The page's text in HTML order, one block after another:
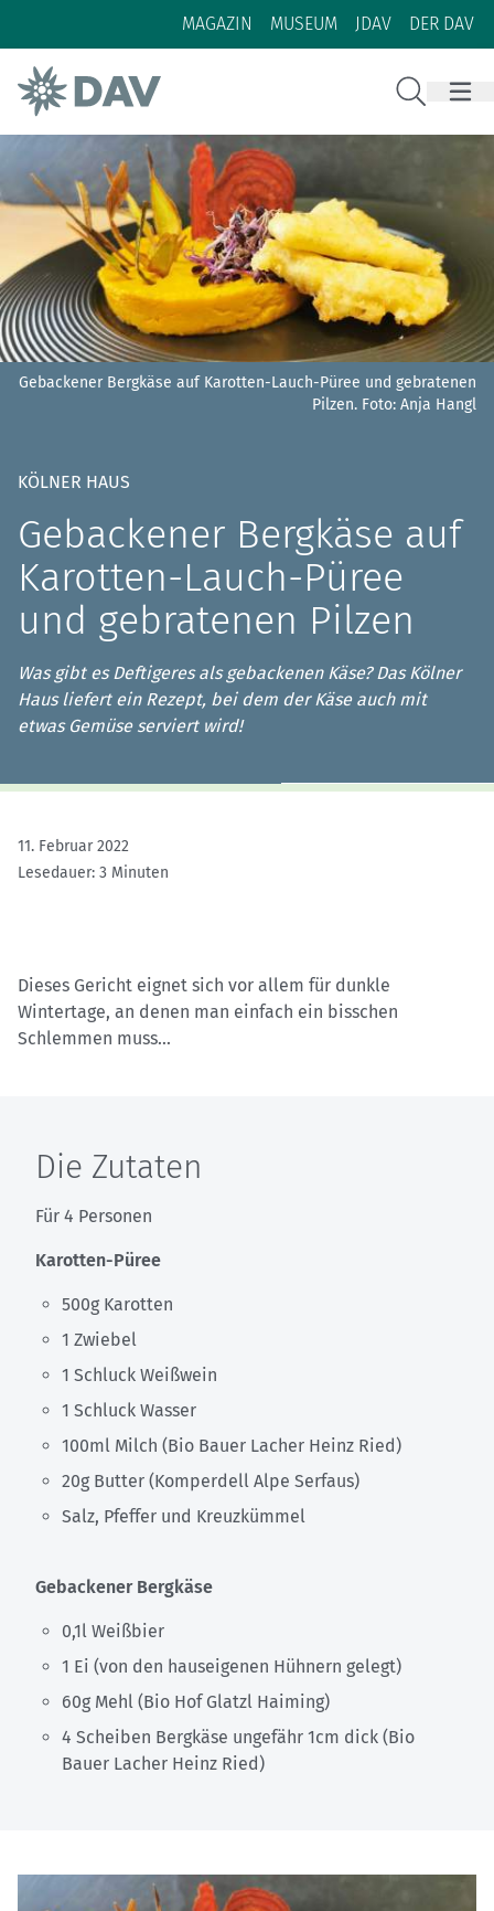
Zum Inhalt
Zur Footer-Navigation
MAGAZIN MUSEUM JDAV DER DAV
Gebackener Bergkäse auf Karotten-Lauch-Püree und gebratenen
Pilzen. Foto: Anja Hangl
KÖLNER HAUS
Gebackener Bergkäse auf
Karotten-Lauch-Püree
und gebratenen Pilzen
Was gibt es Deftigeres als gebackenen Käse? Das Kölner
Haus liefert ein Rezept, bei dem der Käse auch mit
etwas Gemüse serviert wird!
11. Februar 2022
Lesedauer: 3 Minuten
Dieses Gericht eignet sich vor allem für dunkle
Wintertage, an denen man einfach ein bisschen
Schlemmen muss...
Die Zutaten
Für 4 Personen
Karotten-Püree
500g Karotten
1 Zwiebel
1 Schluck Weißwein
1 Schluck Wasser
100ml Milch (Bio Bauer Lacher Heinz Ried)
20g Butter (Komperdell Alpe Serfaus)
Salz, Pfeffer und Kreuzkümmel
Gebackener Bergkäse
0,1l Weißbier
1 Ei (von den hauseigenen Hühnern gelegt)
60g Mehl (Bio Hof Glatzl Haiming)
4 Scheiben Bergkäse ungefähr 1cm dick (Bio
Bauer Lacher Heinz Ried)